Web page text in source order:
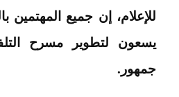
للإعلام، إن جميع المهتمين
يسعون لتطوير مسرح
جمهور.